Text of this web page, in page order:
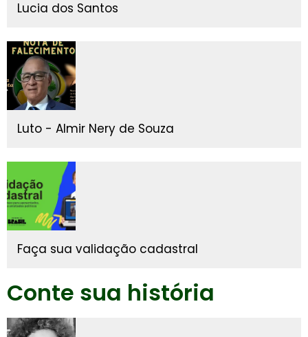
Lucia dos Santos
Luto - Almir Nery de Souza
Faça sua validação cadastral
Conte sua história